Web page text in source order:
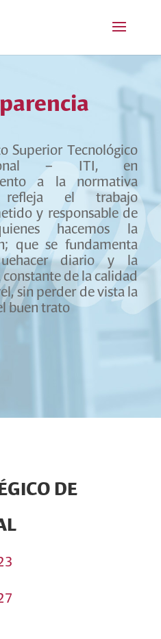
Superior Tecnológico
– ITI, en
a la normativa
refleja el trabajo
y responsable de
hacemos la
que se fundamenta
diario y la
constante de la calidad
sin perder de vista la
buen trato
DE